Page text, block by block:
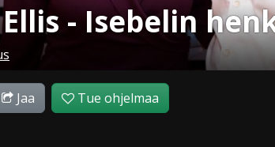
- Isebelin
Jaa Tue ohjelmaa